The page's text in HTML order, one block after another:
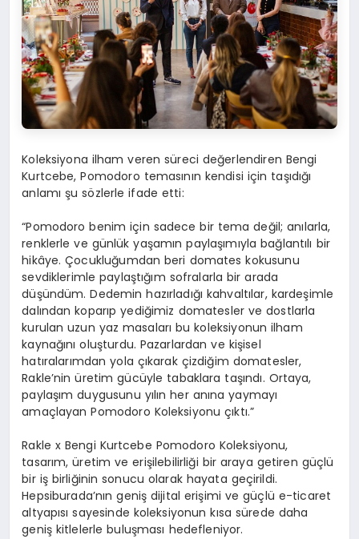
Koleksiyona ilham veren süreci değerlendiren Bengi
Kurtcebe, Pomodoro temasının kendisi için taşıdığı
anlamı şu sözlerle ifade etti:
“Pomodoro benim için sadece bir tema değil; anılarla,
renklerle ve günlük yaşamın paylaşımıyla bağlantılı bir
hikâye. Çocukluğumdan beri domates kokusunu
sevdiklerimle paylaştığım sofralarla bir arada
düşündüm. Dedemin hazırladığı kahvaltılar, kardeşimle
dalından koparıp yediğimiz domatesler ve dostlarla
kurulan uzun yaz masaları bu koleksiyonun ilham
kaynağını oluşturdu. Pazarlardan ve kişisel
hatıralarımdan yola çıkarak çizdiğim domatesler,
Rakle’nin üretim gücüyle tabaklara taşındı. Ortaya,
paylaşım duygusunu yılın her anına yaymayı
amaçlayan Pomodoro Koleksiyonu çıktı.”
Rakle x Bengi Kurtcebe Pomodoro Koleksiyonu,
tasarım, üretim ve erişilebilirliği bir araya getiren güçlü
bir iş birliğinin sonucu olarak hayata geçirildi.
Hepsiburada’nın geniş dijital erişimi ve güçlü e-ticaret
altyapısı sayesinde koleksiyonun kısa sürede daha
geniş kitlelerle buluşması hedefleniyor.